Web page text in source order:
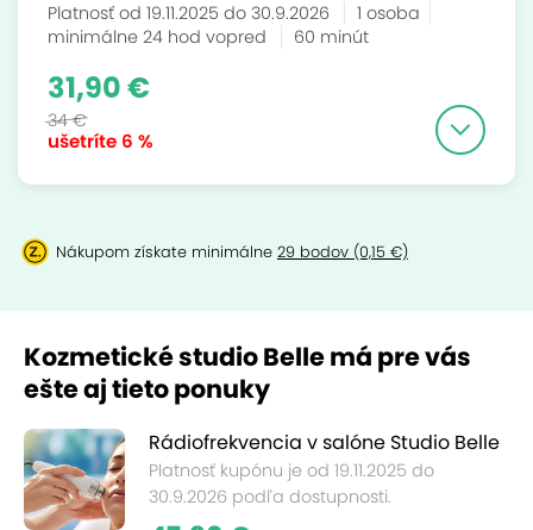
Platnosť od 19.11.2025 do 30.9.2026
1 osoba
minimálne 24 hod vopred
60 minút
ušetríte 6 %
31,90 €
34 €
Nákupom získate minimálne 29 bodov (0,15 €)
Kozmetické studio Belle má pre vás
ešte aj tieto ponuky
Rádiofrekvencia v salóne Studio Belle
Platnosť kupónu je od 19.11.2025 do
30.9.2026 podľa dostupnosti.